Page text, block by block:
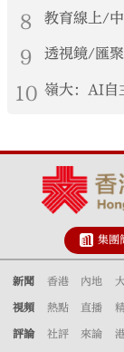
8 教育線上/
9 透視鏡/匯
10 嶺大：AI
集團
新聞 香港 內地
視頻 熱點 直播
評論 社評 來論